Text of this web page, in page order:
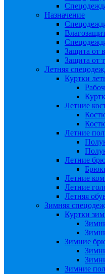
Назначение
Защита от
Защита от
Летняя
Куртки
Летние
Летние
Летние
Летние
Летние
Летняя
Зимняя
Куртки
Зимние
Зимние